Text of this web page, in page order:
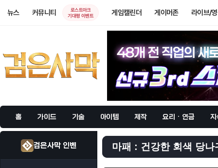
뉴스 커뮤니티
로스트아크
기대평 이벤트
게임캘린더 게이머존 라이브/
홈 가이드 기술 아이템 제작 요리 · 연금 지
검은사막 인벤 마패 : 건강한 회색 당